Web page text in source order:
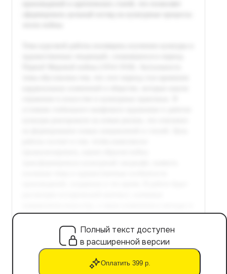
Полный текст доступен
в расширенной версии
Оплатить 399 р.